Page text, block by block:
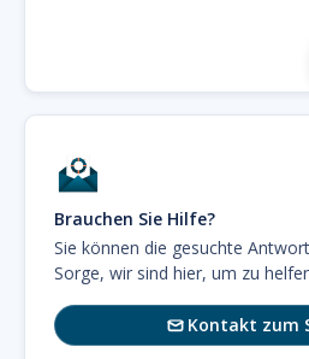
Brauchen Sie Hilfe?
Sie können die gesuchte
Sorge, wir sind hier, um zu
Kontakt zum